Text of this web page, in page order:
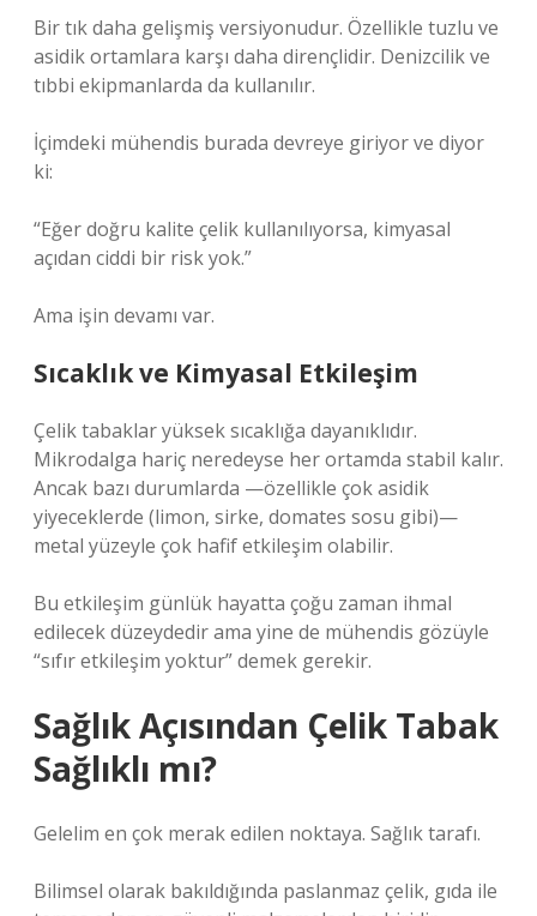
Bir tık daha gelişmiş versiyonudur. Özellikle tuzlu ve
asidik ortamlara karşı daha dirençlidir. Denizcilik ve
tıbbi ekipmanlarda da kullanılır.
İçimdeki mühendis burada devreye giriyor ve diyor
ki:
“Eğer doğru kalite çelik kullanılıyorsa, kimyasal
açıdan ciddi bir risk yok.”
Ama işin devamı var.
Sıcaklık ve Kimyasal Etkileşim
Çelik tabaklar yüksek sıcaklığa dayanıklıdır.
Mikrodalga hariç neredeyse her ortamda stabil kalır.
Ancak bazı durumlarda —özellikle çok asidik
yiyeceklerde (limon, sirke, domates sosu gibi)—
metal yüzeyle çok hafif etkileşim olabilir.
Bu etkileşim günlük hayatta çoğu zaman ihmal
edilecek düzeydedir ama yine de mühendis gözüyle
“sıfır etkileşim yoktur” demek gerekir.
Sağlık Açısından Çelik Tabak
Sağlıklı mı?
Gelelim en çok merak edilen noktaya. Sağlık tarafı.
Bilimsel olarak bakıldığında paslanmaz çelik, gıda ile